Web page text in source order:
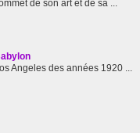
de son art et de sa ...
Angeles des années 1920 ...